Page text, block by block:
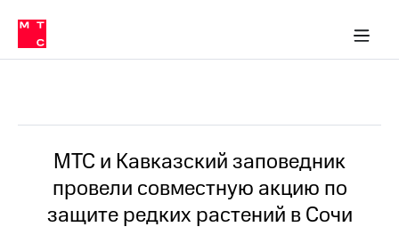
Медиа-центр
и акционерам
Устойчивое развитие
Комплаенс и деловая этика
компании
Карьера
История
компании
Руководство
в МТС
Пресс-
релизы
МТС
о технологиях
МТС и Кавказский заповедник
провели совместную акцию по
защите редких растений в Сочи